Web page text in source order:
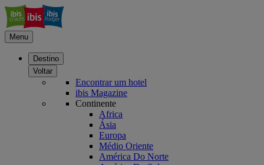
Menu
Destino
Voltar
Encontrar um hotel
ibis Magazine
Continente
Africa
Ásia
Europa
Médio Oriente
América Do Norte